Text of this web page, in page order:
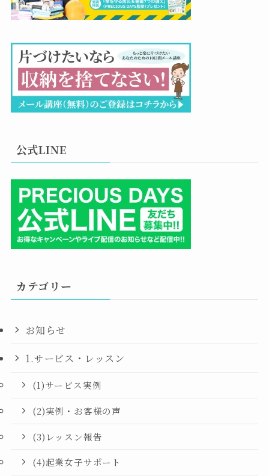
公式LINE
カテゴリー
お知らせ
1.サービス・レッスン
(1)サービス実例
(2)実例・お客様の声
(3)レッスン報告
(4)起業女子サポート